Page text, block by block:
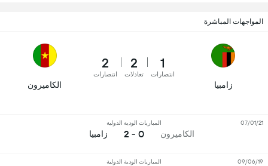
المواجهات المباشرة
زامبيا
1
انتصارات
2
تعادلات
2
انتصارات
الكاميرون
الكاميرون
المباريات الودية الدولية
0 - 2 زامبيا
07/01/21
المباريات الودية الدولية 09/06/19